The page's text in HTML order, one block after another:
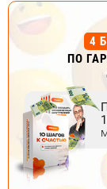
4
ПО